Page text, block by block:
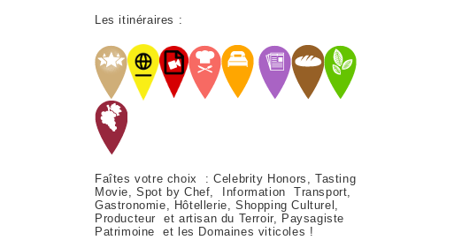
Les itinéraires :
Faîtes votre choix : Celebrity Honors, Tasting
Movie, Spot by Chef, Information Transport,
Gastronomie, Hôtellerie, Shopping Culturel,
Producteur et artisan du Terroir, Paysagiste
Patrimoine et les Domaines viticoles !